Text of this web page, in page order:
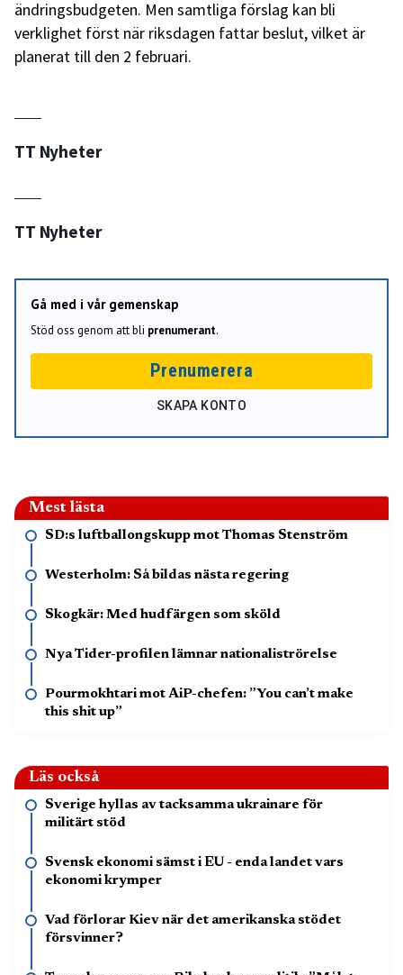
ändringsbudgeten. Men samtliga förslag kan bli
verklighet först när riksdagen fattar beslut, vilket är
planerat till den 2 februari.
TT Nyheter
TT Nyheter
Gå med i vår gemenskap
Stöd oss genom att bli prenumerant.
Prenumerera
SKAPA KONTO
Mest lästa
SD:s luftballongskupp mot Thomas Stenström
Westerholm: Så bildas nästa regering
Skogkär: Med hudfärgen som sköld
Nya Tider-profilen lämnar nationaliströrelse
Pourmokhtari mot AiP-chefen: ”You can’t make
this shit up”
Läs också
Sverige hyllas av tacksamma ukrainare för
militärt stöd
Svensk ekonomi sämst i EU - enda landet vars
ekonomi krymper
Vad förlorar Kiev när det amerikanska stödet
försvinner?